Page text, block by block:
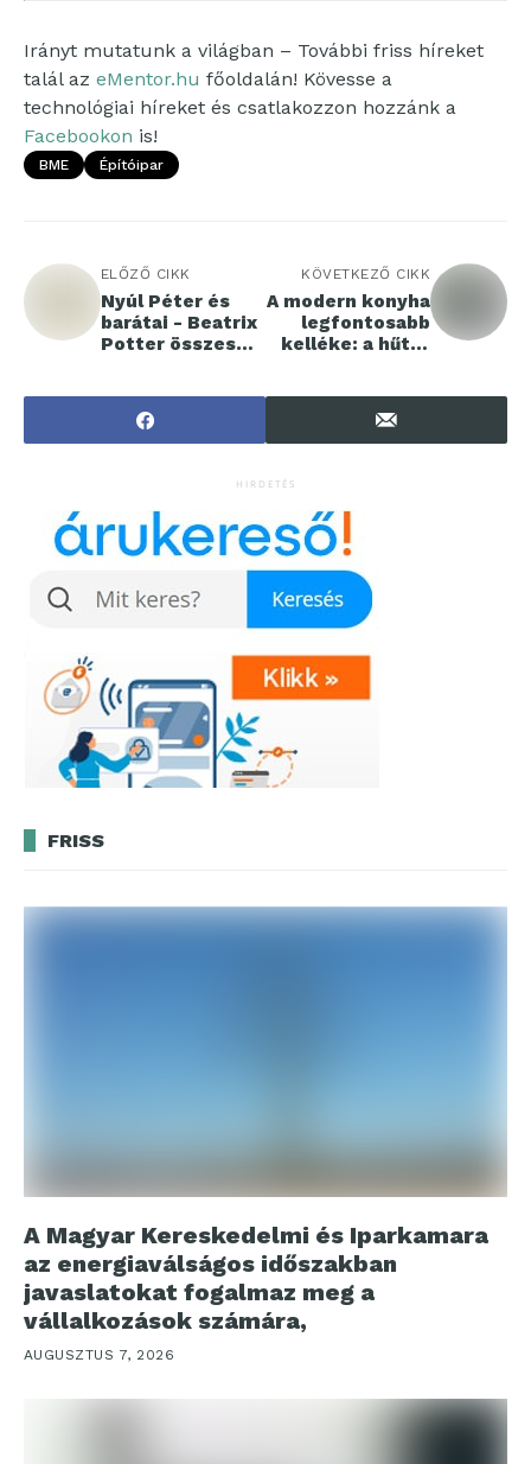
Irányt mutatunk a világban – További friss híreket
talál az eMentor.hu főoldalán! Kövesse a
technológiai híreket és csatlakozzon hozzánk a
Facebookon is!
BME Építóipar
ELŐZŐ CIKK
Nyúl Péter és
barátai - Beatrix
Potter összes
KÖVETKEZŐ CIKK
A modern konyha
legfontosabb
kelléke: a hűtő-
HIRDETÉS
FRISS
A Magyar Kereskedelmi és Iparkamara
az energiaválságos időszakban
javaslatokat fogalmaz meg a
vállalkozások számára,
AUGUSZTUS 7, 2026